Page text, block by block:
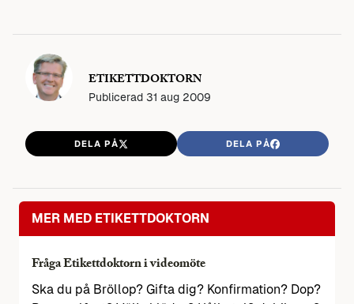
ETIKETTDOKTORN
Publicerad 31 aug 2009
DELA PÅ DELA PÅ
MER MED ETIKETTDOKTORN
Fråga Etikettdoktorn i videomöte
Ska du på Bröllop? Gifta dig? Konfirmation? Dop?